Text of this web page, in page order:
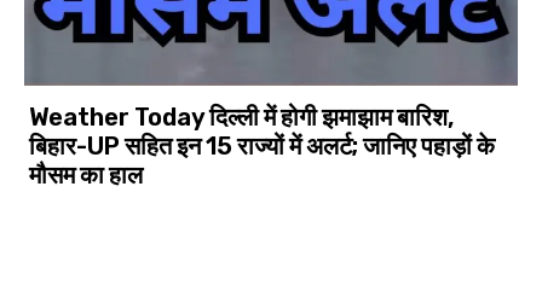
Weather Today दिल्ली में होगी झमाझाम बारिश,
बिहार-UP सहित इन 15 राज्यों में अलर्ट; जानिए पहाड़ों के
मौसम का हाल